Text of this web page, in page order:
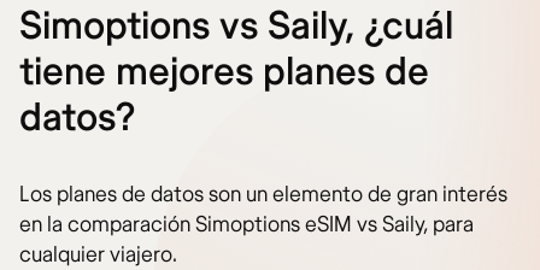
Simoptions vs Saily, ¿cuál
tiene mejores planes de
datos?
Los planes de datos son un elemento de gran interés
en la comparación Simoptions eSIM vs Saily, para
cualquier viajero.